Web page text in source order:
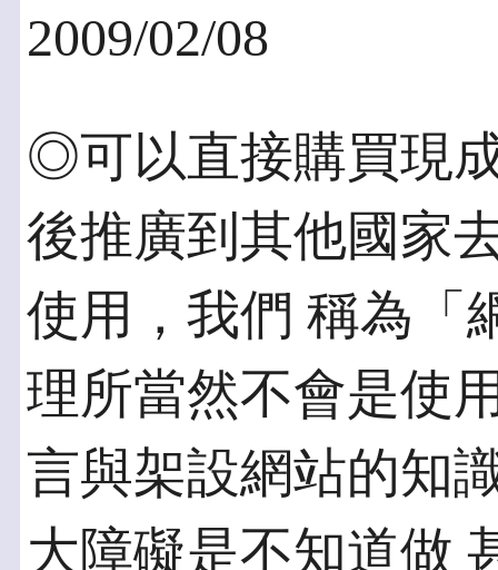
2009/02/08
◎可以直接購買現
後推廣到其他國家
使用，我們 稱為「
理所當然不會是使
言與架設網站的知
大障礙是不知道做